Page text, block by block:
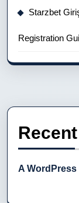
Starzbet
Registration
A